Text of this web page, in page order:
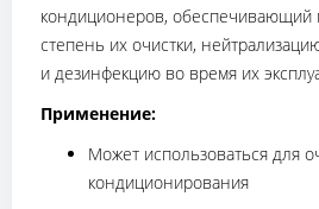
кондиционеров, обеспечивающий
степень их очистки,
и дезинфекцию во время их
Применение:
Может использоваться для
кондиционирования